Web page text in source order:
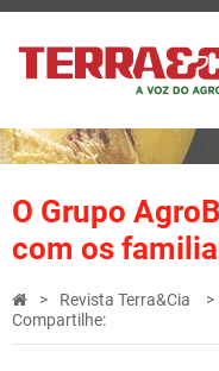
O Grupo
com os
Revista Terra&Cia
Compartilhe: